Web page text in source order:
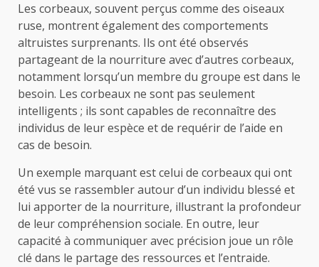
Les corbeaux, souvent perçus comme des oiseaux
ruse, montrent également des comportements
altruistes surprenants. Ils ont été observés
partageant de la nourriture avec d’autres corbeaux,
notamment lorsqu’un membre du groupe est dans le
besoin. Les corbeaux ne sont pas seulement
intelligents ; ils sont capables de reconnaître des
individus de leur espèce et de requérir de l’aide en
cas de besoin.
Un exemple marquant est celui de corbeaux qui ont
été vus se rassembler autour d’un individu blessé et
lui apporter de la nourriture, illustrant la profondeur
de leur compréhension sociale. En outre, leur
capacité à communiquer avec précision joue un rôle
clé dans le partage des ressources et l’entraide.